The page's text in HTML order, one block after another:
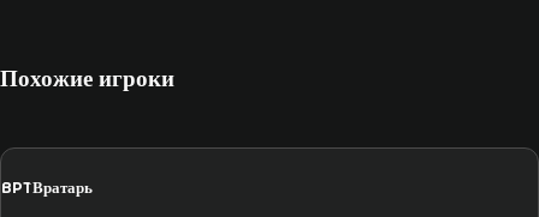
Похожие игроки
ВРТВратарь